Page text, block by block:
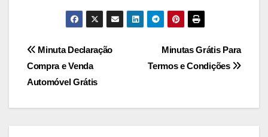
Navegação
de
artigos
Minutas Grátis Para
Termos e Condições
Minuta Declaração
Compra e Venda
Automóvel Grátis